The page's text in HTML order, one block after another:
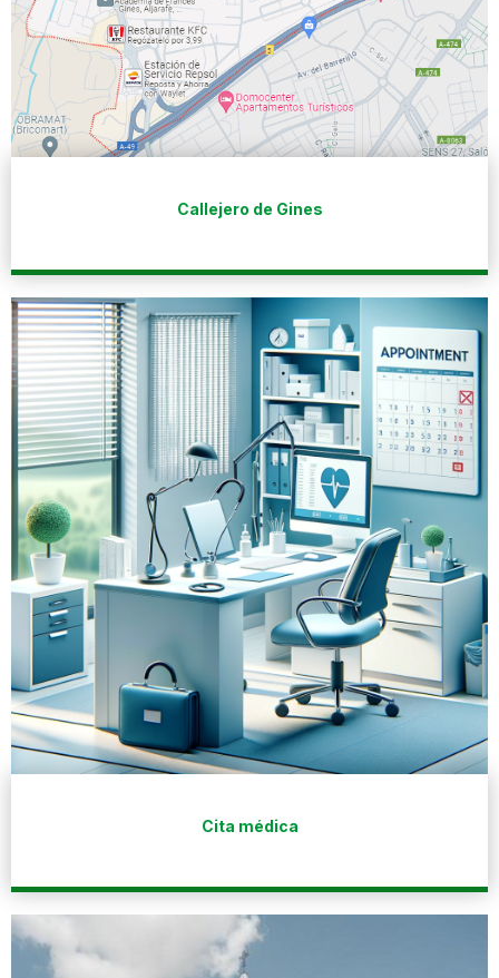
Callejero de Gines
Cita médica